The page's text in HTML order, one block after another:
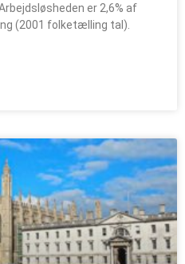
er 2,6% af
(2001 folketælling tal).